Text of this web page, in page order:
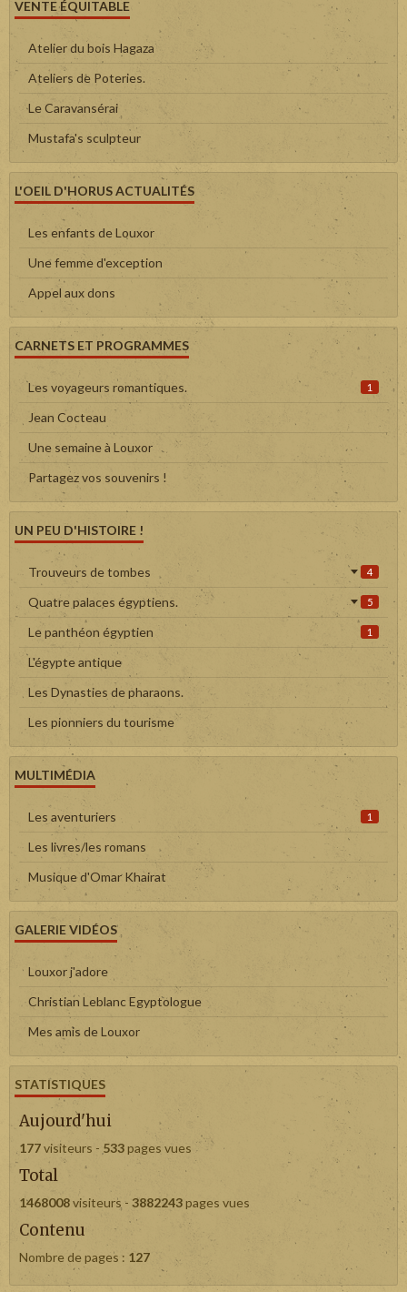
VENTE ÉQUITABLE
Atelier du bois Hagaza
Ateliers de Poteries.
Le Caravansérai
Mustafa's sculpteur
L'OEIL D'HORUS ACTUALITÉS
Les enfants de Louxor
Une femme d'exception
Appel aux dons
CARNETS ET PROGRAMMES
Les voyageurs romantiques. 1
Jean Cocteau
Une semaine à Louxor
Partagez vos souvenirs !
UN PEU D'HISTOIRE !
Trouveurs de tombes 4
Quatre palaces égyptiens. 5
Le panthéon égyptien 1
L'égypte antique
Les Dynasties de pharaons.
Les pionniers du tourisme
MULTIMÉDIA
Les aventuriers 1
Les livres/les romans
Musique d'Omar Khairat
GALERIE VIDÉOS
Louxor j'adore
Christian Leblanc Egyptologue
Mes amis de Louxor
STATISTIQUES
Aujourd'hui
177visiteurs - 533pages vues
Total
1468008visiteurs - 3882243pages vues
Contenu
Nombre de pages : 127